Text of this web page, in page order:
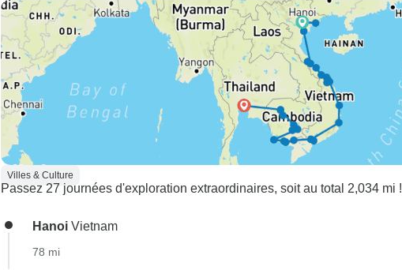
Villes & Culture
Passez 27 journées d'exploration extraordinaires, soit au total 2,034 mi !
Hanoi Vietnam
78 mi